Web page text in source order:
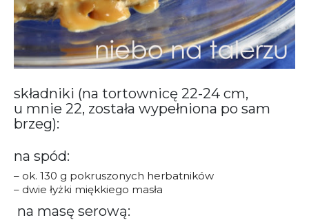
składniki (na tortownicę 22-24 cm,
u mnie 22, została wypełniona po sam
brzeg):
na spód:
– ok. 130 g pokruszonych herbatników
– dwie łyżki miękkiego masła
na masę serową: